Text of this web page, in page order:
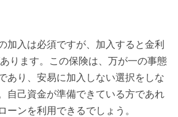
加入は必須ですが、加入すると金利
ります。この保険は、万が一の事態
あり、安易に加入しない選択をしな
自己資金が準備できている方であれ
ーンを利用できるでしょう。